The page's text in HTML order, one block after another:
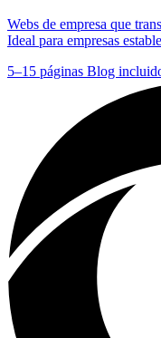
Webs de empresa que
Ideal para empresas
5–15 páginas Blog